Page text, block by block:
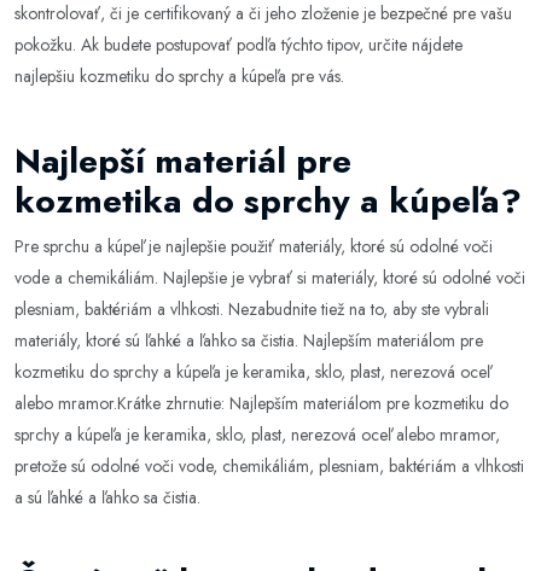
skontrolovať, či je certifikovaný a či jeho zloženie je bezpečné pre vašu
pokožku. Ak budete postupovať podľa týchto tipov, určite nájdete
najlepšiu kozmetiku do sprchy a kúpeľa pre vás.
Najlepší materiál pre
kozmetika do sprchy a kúpeľa?
Pre sprchu a kúpeľ je najlepšie použiť materiály, ktoré sú odolné voči
vode a chemikáliám. Najlepšie je vybrať si materiály, ktoré sú odolné voči
plesniam, baktériám a vlhkosti. Nezabudnite tiež na to, aby ste vybrali
materiály, ktoré sú ľahké a ľahko sa čistia. Najlepším materiálom pre
kozmetiku do sprchy a kúpeľa je keramika, sklo, plast, nerezová oceľ
alebo mramor.Krátke zhrnutie: Najlepším materiálom pre kozmetiku do
sprchy a kúpeľa je keramika, sklo, plast, nerezová oceľ alebo mramor,
pretože sú odolné voči vode, chemikáliám, plesniam, baktériám a vlhkosti
a sú ľahké a ľahko sa čistia.